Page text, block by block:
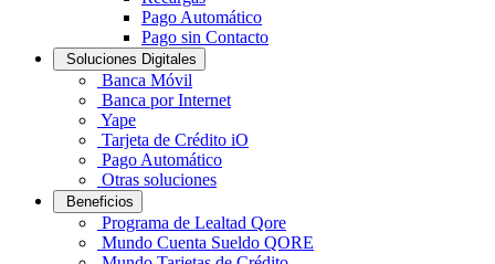
Pago Automático
Pago sin Contacto
Soluciones Digitales
Banca Móvil
Banca por Internet
Yape
Tarjeta de Crédito iO
Pago Automático
Otras soluciones
Beneficios
Programa de Lealtad Qore
Mundo Cuenta Sueldo QORE